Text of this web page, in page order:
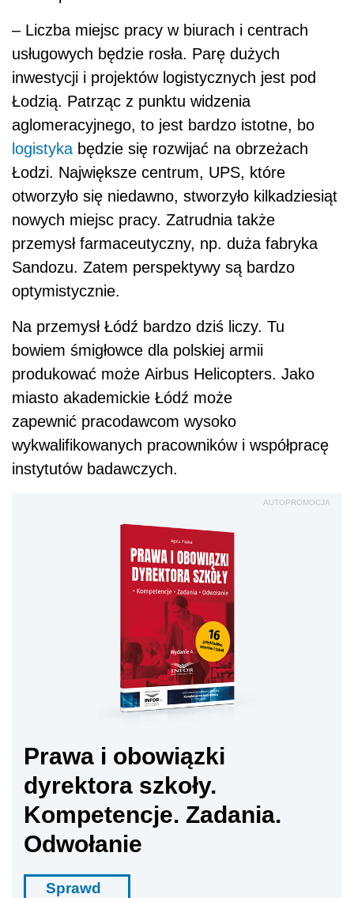
– Liczba miejsc pracy w biurach i centrach
usługowych będzie rosła. Parę dużych
inwestycji i projektów logistycznych jest pod
Łodzią. Patrząc z punktu widzenia
aglomeracyjnego, to jest bardzo istotne, bo
logistyka będzie się rozwijać na obrzeżach
Łodzi. Największe centrum, UPS, które
otworzyło się niedawno, stworzyło kilkadziesiąt
nowych miejsc pracy. Zatrudnia także
przemysł farmaceutyczny, np. duża fabryka
Sandozu. Zatem perspektywy są bardzo
optymistycznie.
Na przemysł Łódź bardzo dziś liczy. Tu
bowiem śmigłowce dla polskiej armii
produkować może Airbus Helicopters. Jako
miasto akademickie Łódź może
zapewnić pracodawcom wysoko
wykwalifikowanych pracowników i współpracę
instytutów badawczych.
AUTOPROMOCJA
Prawa i obowiązki
dyrektora szkoły.
Kompetencje. Zadania.
Odwołanie
Sprawd